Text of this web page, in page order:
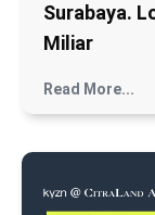
Surabaya.
Miliar
Read More...